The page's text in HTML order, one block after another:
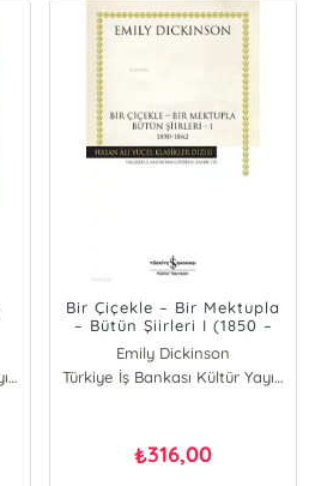
Türkiye İş Bankası Kültür Yayınları
Bir Çiçekle – Bir Mektupla
– Bütün Şiirleri I (1850 –
1862)
Emily Dickinson
Türkiye İş Bankası Kültür Yayınları
₺316,00